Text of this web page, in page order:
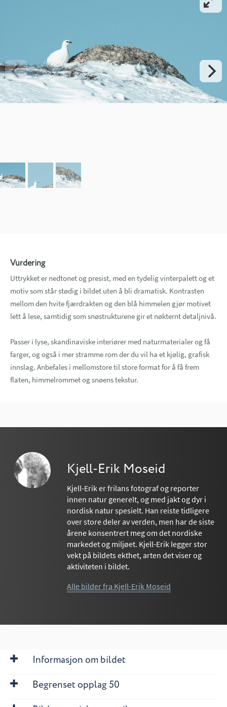
Vurdering
Uttrykket er nedtonet og presist, med en tydelig vinterpalett og et
motiv som står stødig i bildet uten å bli dramatisk. Kontrasten
mellom den hvite fjærdrakten og den blå himmelen gjør motivet
lett å lese, samtidig som snøstrukturene gir et nøkternt detaljnivå.
Passer i lyse, skandinaviske interiører med naturmaterialer og få
farger, og også i mer stramme rom der du vil ha et kjølig, grafisk
innslag. Anbefales i mellomstore til store format for å få frem
flaten, himmelrommet og snøens tekstur.
Kjell-Erik Moseid
Kjell-Erik er frilans fotograf og reporter
innen natur generelt, og med jakt og dyr i
nordisk natur spesielt. Han reiste tidligere
over store deler av verden, men har de siste
årene konsentrert meg om det nordiske
markedet og miljøet. Kjell-Erik legger stor
vekt på bildets ekthet, arten det viser og
aktiviteten i bildet.
Alle bilder fra Kjell-Erik Moseid
Informasjon om bildet
Begrenset opplag 50